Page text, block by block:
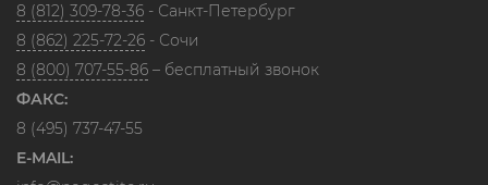
8 (812) 309-78-36 - Санкт-Петербург
8 (862) 225-72-26 - Сочи
8 (800) 707-55-86 – бесплатный звонок
ФАКС:
8 (495) 737-47-55
E-MAIL: